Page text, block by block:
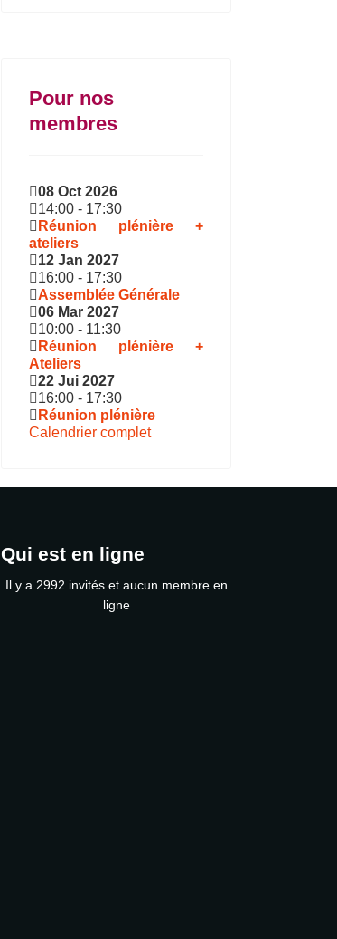
Pour nos
membres
08 Oct 2026
14:00 - 17:30
Réunion plénière +
ateliers
12 Jan 2027
16:00 - 17:30
Assemblée Générale
06 Mar 2027
10:00 - 11:30
Réunion plénière +
Ateliers
22 Jui 2027
16:00 - 17:30
Réunion plénière
Calendrier complet
Qui est en ligne
Il y a 2992 invités et aucun membre en
ligne